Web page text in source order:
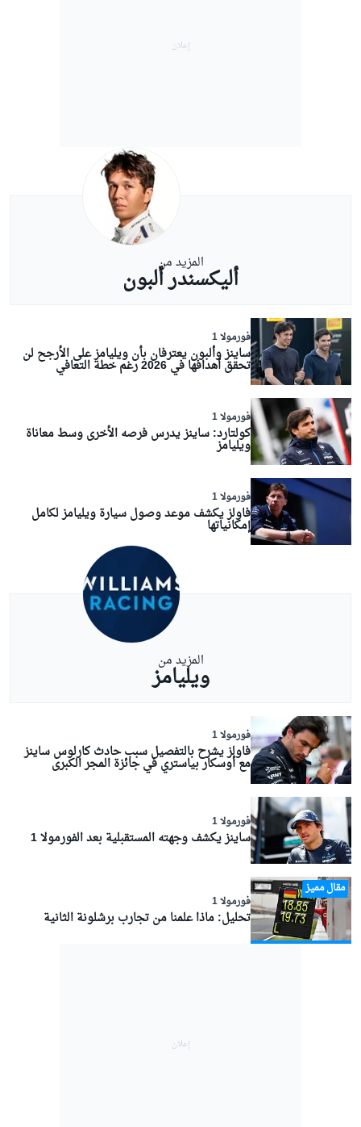
المزيد من
أليكسندر ألبون
فورمولا 1
ساينز وألبون يعترفان بأن ويليامز على الأرجح لن
تحقق أهدافها في 2026 رغم خطة التعافي
فورمولا 1
كولتارد: ساينز يدرس فرصه الأخرى وسط معاناة
ويليامز
فورمولا 1
فاولز يكشف موعد وصول سيارة ويليامز لكامل
إمكانياتها
المزيد من
ويليامز
فورمولا 1
فاولز يشرح بالتفصيل سبب حادث كارلوس ساينز
مع أوسكار بياستري في جائزة المجر الكبرى
فورمولا 1
ساينز يكشف وجهته المستقبلية بعد الفورمولا 1
مقال مميز
فورمولا 1
تحليل: ماذا علمنا من تجارب برشلونة الثانية